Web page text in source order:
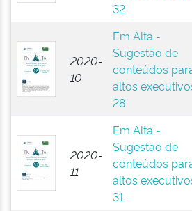
32
2020-
10
Em Alta -
Sugestão de
conteúdos
altos
28
2020-
11
Em Alta -
Sugestão de
conteúdos
altos
31